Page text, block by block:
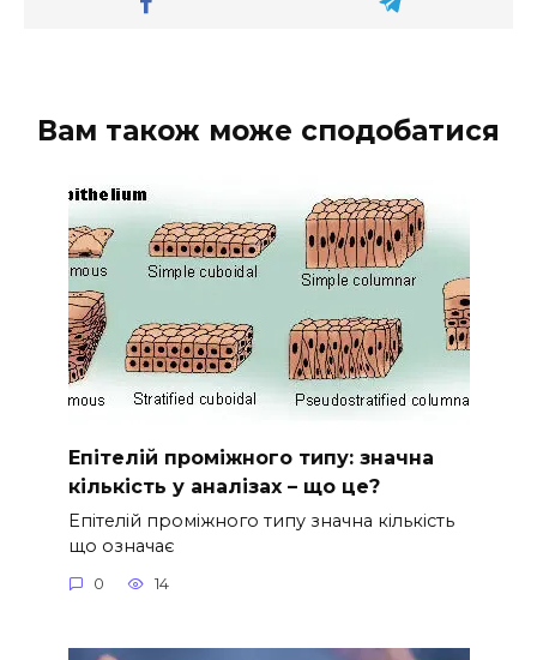
Вам також може сподобатися
Епітелій проміжного типу: значна
кількість у аналізах – що це?
Епітелій проміжного типу значна кількість
що означає
0 14